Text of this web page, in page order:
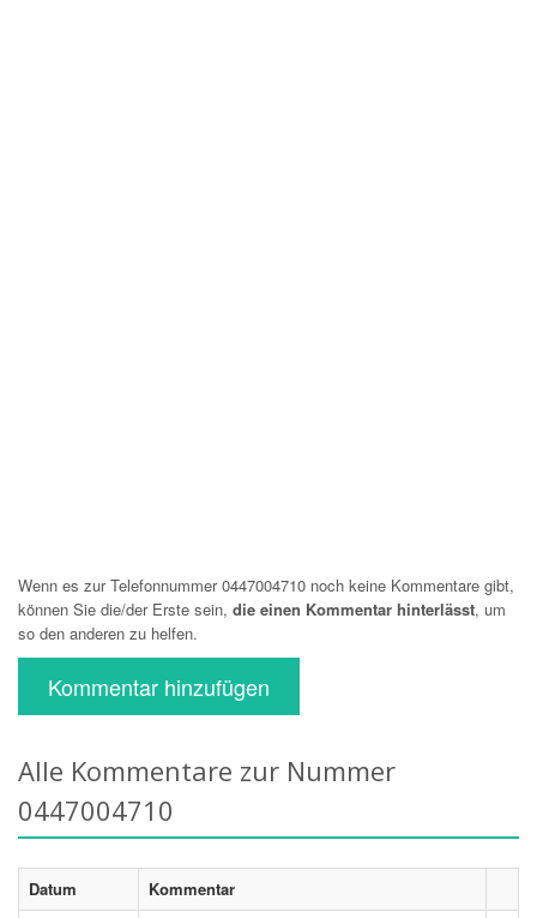
Wenn es zur Telefonnummer 0447004710 noch keine Kommentare gibt,
können Sie die/der Erste sein, die einen Kommentar hinterlässt, um
so den anderen zu helfen.
Kommentar hinzufügen
Alle Kommentare zur Nummer
0447004710
Datum
Kommentar